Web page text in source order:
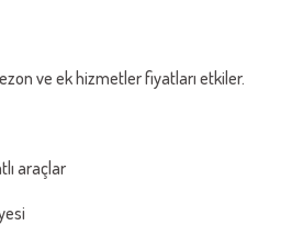
ve ek hizmetler fiyatları etkiler.
araçlar